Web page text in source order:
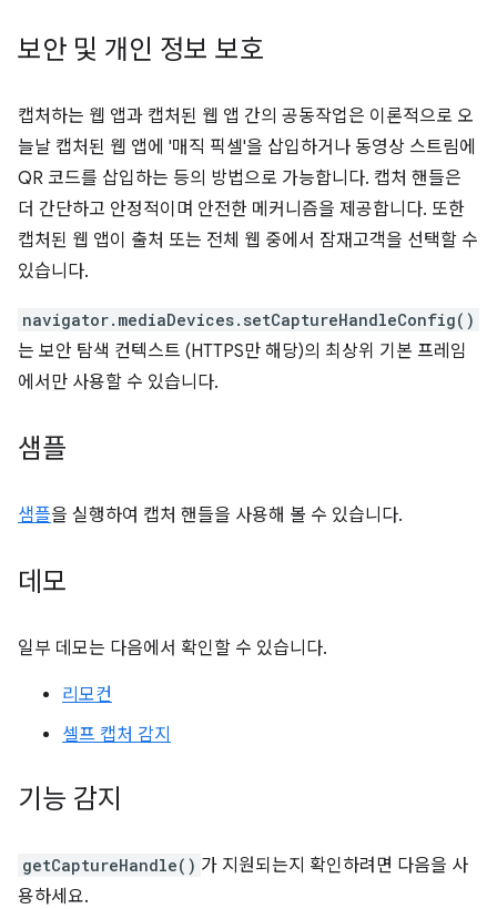
보안 및 개인 정보 보호
캡처하는 웹 앱과 캡처된 웹 앱 간의 공동작업은 이론적으로 오
늘날 캡처된 웹 앱에 '매직 픽셀'을 삽입하거나 동영상 스트림에
QR 코드를 삽입하는 등의 방법으로 가능합니다. 캡처 핸들은
더 간단하고 안정적이며 안전한 메커니즘을 제공합니다. 또한
캡처된 웹 앱이 출처 또는 전체 웹 중에서 잠재고객을 선택할 수
있습니다.
navigator.mediaDevices.setCaptureHandleConfig()
는 보안 탐색 컨텍스트 (HTTPS만 해당)의 최상위 기본 프레임
에서만 사용할 수 있습니다.
샘플
샘플을 실행하여 캡처 핸들을 사용해 볼 수 있습니다.
데모
일부 데모는 다음에서 확인할 수 있습니다.
리모컨
셀프 캡처 감지
기능 감지
getCaptureHandle() 가 지원되는지 확인하려면 다음을 사
용하세요.